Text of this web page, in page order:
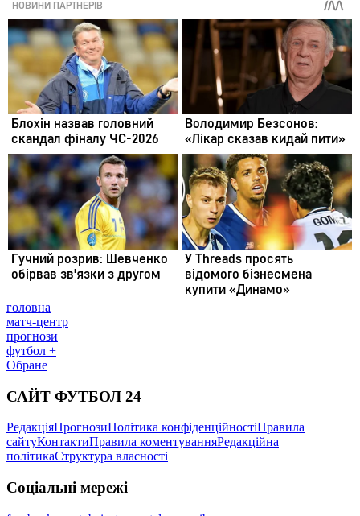
головна
матч-центр
прогнози
футбол +
Обране
САЙТ ФУТБОЛ 24
РедакціяПрогнозиПолітика конфіденційностіПравила
сайтуКонтактиПравила коментуванняРедакційна
політикаСтруктура власності
Соціальні мережі